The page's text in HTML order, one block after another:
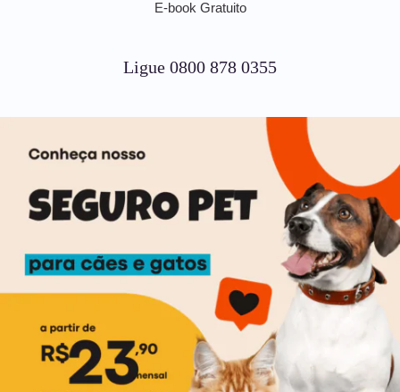
E-book Gratuito
Ligue 0800 878 0355